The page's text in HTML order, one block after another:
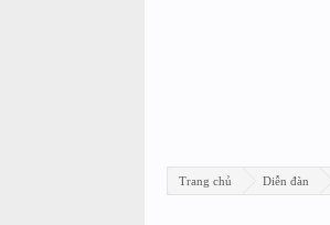
Trang chủ Diễn đàn